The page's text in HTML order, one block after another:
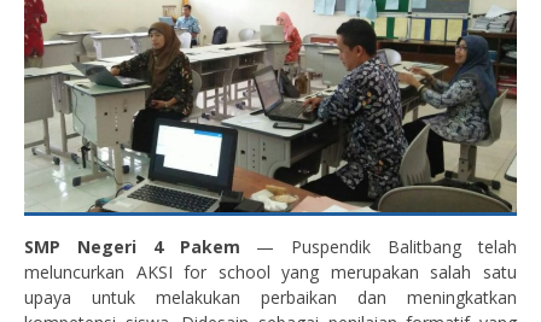
SMP Negeri 4 Pakem — Puspendik Balitbang telah
meluncurkan AKSI for school yang merupakan salah satu
upaya untuk melakukan perbaikan dan meningkatkan